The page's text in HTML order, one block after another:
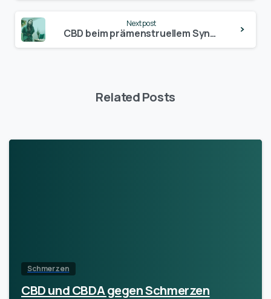
Next post
CBD beim prämenstruellem Syndrom (PMS)
Related Posts
Schmerzen
CBD und CBDA gegen Schmerzen